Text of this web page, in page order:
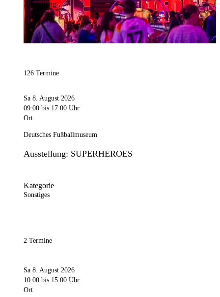
Ausstellung
126 Termine
Sa 8. August 2026
09:00 bis 17:00 Uhr
Ort
Deutsches Fußballmuseum
Ausstellung: SUPERHEROES
Kategorie
Sonstiges
2 Termine
Sa 8. August 2026
10:00 bis 15:00 Uhr
Ort